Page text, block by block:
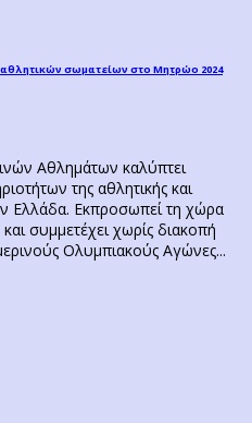
σωματείων στο Μητρώο 2024
Αθλημάτων καλύπτει
της αθλητικής και
Ελλάδα. Εκπροσωπεί τη χώρα
συμμετέχει χωρίς διακοπή
Ολυμπιακούς Αγώνες...